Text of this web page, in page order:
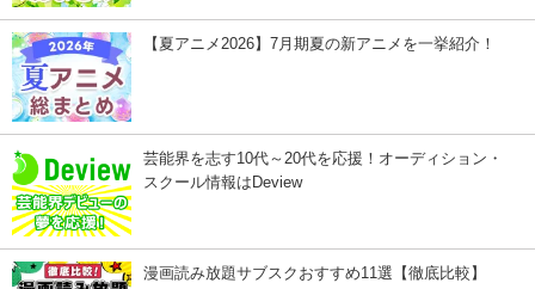
【夏アニメ2026】7月期夏の新アニメを一挙紹介！
芸能界を志す10代～20代を応援！オーディション・
スクール情報はDeview
漫画読み放題サブスクおすすめ11選【徹底比較】